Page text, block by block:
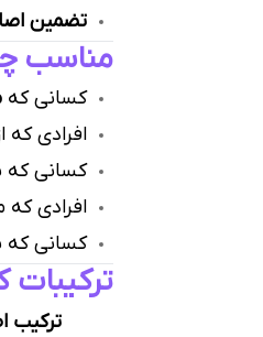
تضمین
مناسب
کسانی که
افرادی که
کسانی که
افرادی
کسانی که
ترکیبات
ترکیب